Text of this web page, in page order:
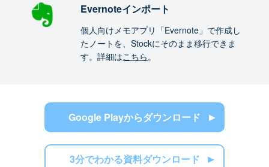
Evernoteインポート
個人向けメモアプリ「Evernote」で作成し
たノートを、Stockにそのまま移行できま
す。詳細はこちら。
Google Playからダウンロード
3分でわかる資料ダウンロード